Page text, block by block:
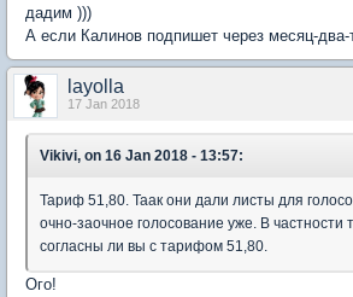
дадим )))
А если Калинов подпишет через месяц-два-
layolla
17 Jan 2018
Vikivi, on 16 Jan 2018 - 13:57:
Тариф 51,80. Таак они дали листы для
очно-заочное голосование уже. В частности
согласны ли вы с тарифом 51,80.
Ого!